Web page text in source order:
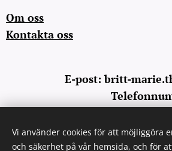
Om oss
Kontakta oss
E-post: britt-
Cookies
Vi använder cookies för att möjliggöra
och säkerhet på vår hemsida, och för